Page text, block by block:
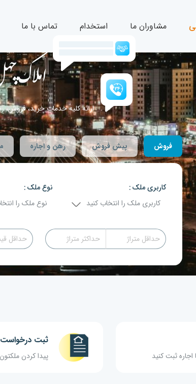
مشاوران ما استخدام تماس با ما
ارائه کلیه خدمات خرید،
فروش پیش فروش رهن و اجاره
کاربری ملک
کاربری ملک را انتخاب کنید
نوع ملک
نوع ملک را
ثبت کنید
ثبت
پیدا کردن